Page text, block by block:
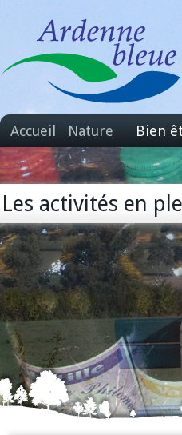
Accueil Nature Bien
Les activités en